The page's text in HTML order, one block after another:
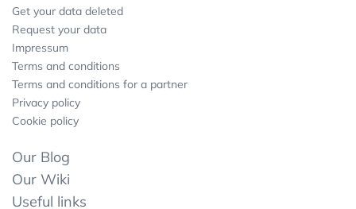
Get your data deleted
Request your data
Impressum
Terms and conditions
Terms and conditions for a partner
Privacy policy
Cookie policy
Our Blog
Our Wiki
Useful links